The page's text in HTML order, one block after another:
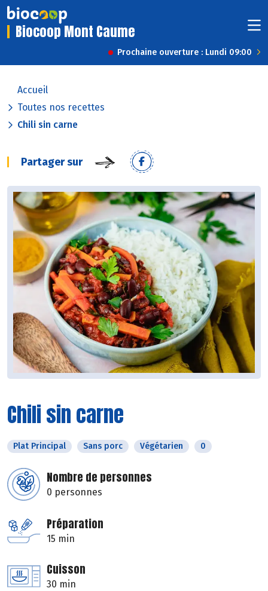
Biocoop Mont Caume
Prochaine ouverture : Lundi 09:00
Accueil
Toutes nos recettes
Chili sin carne
Partager sur
Chili sin carne
Plat Principal Sans porc Végétarien 0
Nombre de personnes
0 personnes
Préparation
15 min
Cuisson
30 min